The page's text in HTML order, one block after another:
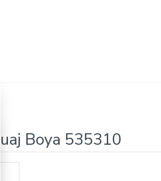
Boya 535310